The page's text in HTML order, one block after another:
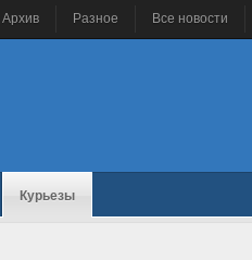
Архив Разное Все новости
Курьезы